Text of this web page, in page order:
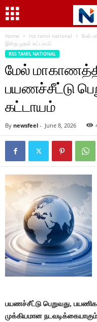
Home rss tamil national
மேல்
இன்று முதல் கட்டாயம்
RSS TAMIL NATIONAL
மேல்
பயணச்சீட்டு
கட்டாயம்
By newsfeel - June 8, 2026
பயணச்சீட்டு பெறுவது,
முக்கியமான